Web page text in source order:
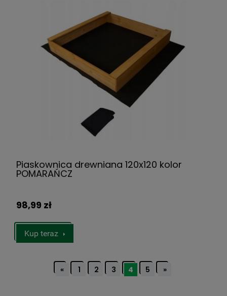
Piaskownica drewniana 120x120 kolor
POMARAŃCZ
98,99 zł
Kup teraz
« 1 2 3 4 5 »